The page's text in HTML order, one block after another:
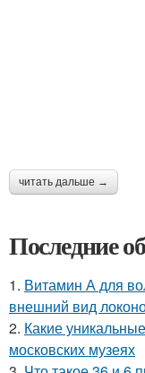
читать дальше →
Последние
1. Витамин А для
внешний вид
2. Какие
московских музеях